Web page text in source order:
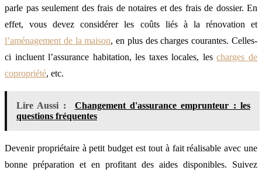
parle pas seulement des frais de notaires et des frais de dossier. En
effet, vous devez considérer les coûts liés à la rénovation et
l’aménagement de la maison, en plus des charges courantes. Celles-
ci incluent l’assurance habitation, les taxes locales, lescharges de
copropriété, etc.
Lire Aussi :
Changement d'assurance emprunteur : les
questions fréquentes
Devenir propriétaire à petit budget est tout à fait réalisable avec une
bonne préparation et en profitant des aides disponibles. Suivez